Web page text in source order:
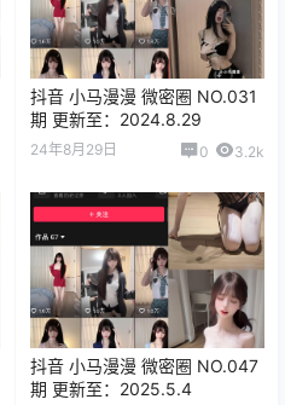
抖音 小马漫漫 微密圈 NO.031
期 更新至：2024.8.29
24年8月29日 0 3.2k
抖音 小马漫漫 微密圈 NO.047
期 更新至：2025.5.4